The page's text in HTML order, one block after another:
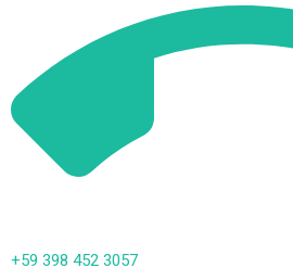
+59 398 452 3057